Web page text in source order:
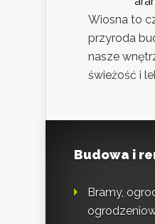
Wiosna to
przyroda
nasze
świeżość i
Budowa i
Bramy,